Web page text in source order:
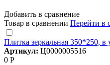
Добавить в сравнение
Товар в сравнении Перейти в
Плитка зеркальная 350*250, в
Артикул: Ц0000005516
0 Р